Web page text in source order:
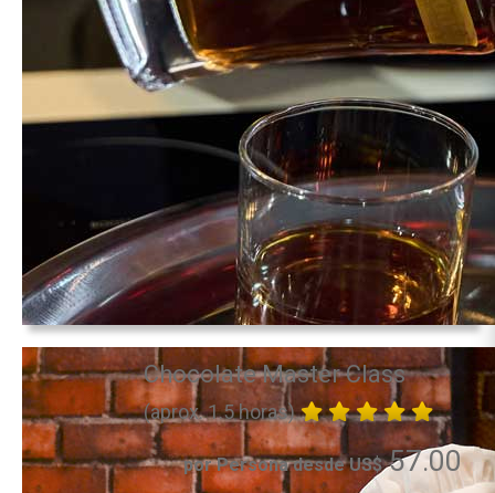
Chocolate Master Class
(aprox. 1.5 horas)
por Persona desde US$57.00